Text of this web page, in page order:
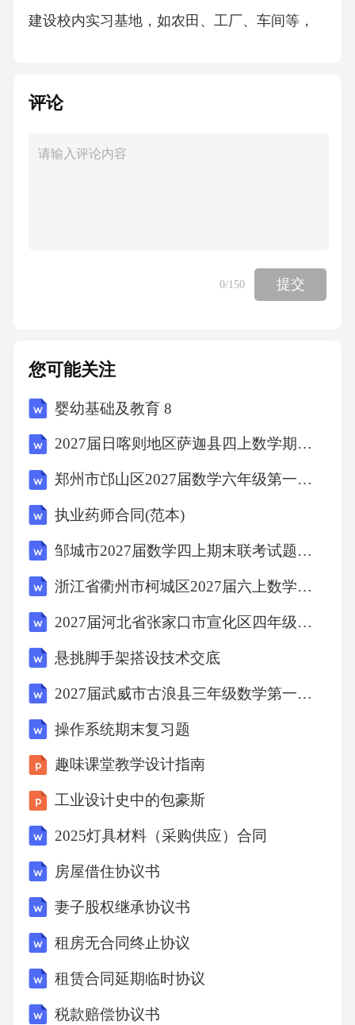
建设校内实习基地，如农田、工厂、车间等，
作，建立稳定的校外劳动实践基地，组织学生
教育在基地建设中加强劳动安全教育，确保学
公益劳动勤工俭学结合环保、慈善等公益活
动，组织学生参与劳动，增强学生的社会责任
力和劳动观念。05教育成效评估机制过程性评
价指标6px6px6px学生在劳动教育中的参与情
况，包括参与频率、积极性等。参与度学生在
团队合作能力学生在劳动教育过程中是否掌握
相关技能，如操作技巧、安全知识等。技能掌
握010302学生在劳动过程中是否能够运用创新
思维，提出新的方法或解决方案。创新思维04
技能和成果。劳动竞赛学生撰写劳动实践报
告，总结劳动过程和收获。劳动实践报告01020
304将学生制作的劳动成果进行展示，如手工艺
品、模型等。作品展示鼓励学生在班级或学校
范围内分享劳动经验和心得。口头表达成果展
示形式家长评价邀请家长对学生的劳动成果进
行评价，了解学生在家中的劳动情况。教师反
馈教师对学生的劳动过程和成果给予及时反
作开展劳动教育项目，促进家校间的沟通和协
作。家校劳动记录册建立家校劳动记录册，记
录学生的劳动过程和成果，作为家校协同教育
的参考。家校协同反馈06创新发展方向智能化
劳动教育利用AI技术实现个性化学习、智能辅
导和自动化评估，提高劳动教育的效率和效
评论
0/150 提交
您可能关注
婴幼基础及教育 8
2027届日喀则地区萨迦县四上数学期末监测试题含解析
郑州市邙山区2027届数学六年级第一学期期末考试试题含解析
执业药师合同(范本)
邹城市2027届数学四上期末联考试题含解析
浙江省衢州市柯城区2027届六上数学期末考试试题含解析
2027届河北省张家口市宣化区四年级数学第一学期期末综合测试模拟试题含解析
悬挑脚手架搭设技术交底
2027届武威市古浪县三年级数学第一学期期末质量检测试题含解析
操作系统期末复习题
趣味课堂教学设计指南
工业设计史中的包豪斯
2025灯具材料（采购供应）合同
房屋借住协议书
妻子股权继承协议书
租房无合同终止协议
租赁合同延期临时协议
税款赔偿协议书